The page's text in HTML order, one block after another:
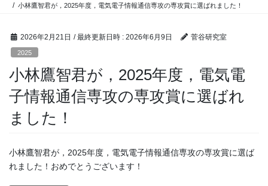
小林鷹智君が，2025年度，電気電子情報通信専攻の専攻賞に選ばれました！
2026年2月21日 / 最終更新日時 : 2026年6月9日 菅谷研究室
2025
小林鷹智君が，2025年度，電気電
子情報通信専攻の専攻賞に選ばれ
ました！
小林鷹智君が，2025年度，電気電子情報通信専攻の専攻賞に選ば
れました！おめでとうございます！